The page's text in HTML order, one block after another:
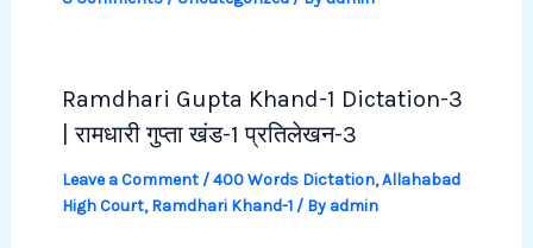
Ramdhari Gupta Khand-1 Dictation-3
| रामधारी गुप्ता खंड-1 प्रतिलेखन-3
Leave a Comment /400 Words Dictation,Allahabad
High Court,Ramdhari Khand-1/ Byadmin